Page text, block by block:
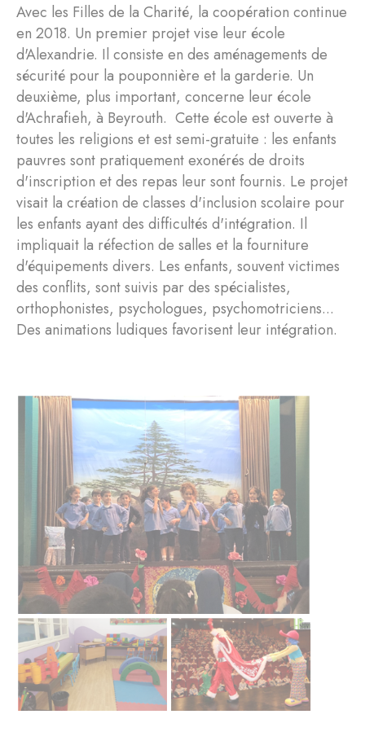
Avec les Filles de la Charité, la coopération continue
en 2018. Un premier projet vise leur école
d'Alexandrie. Il consiste en des aménagements de
sécurité pour la pouponnière et la garderie. Un
deuxième, plus important, concerne leur école
d'Achrafieh, à Beyrouth. Cette école est ouverte à
toutes les religions et est semi-gratuite : les enfants
pauvres sont pratiquement exonérés de droits
d'inscription et des repas leur sont fournis. Le projet
visait la création de classes d'inclusion scolaire pour
les enfants ayant des difficultés d'intégration. Il
impliquait la réfection de salles et la fourniture
d'équipements divers. Les enfants, souvent victimes
des conflits, sont suivis par des spécialistes,
orthophonistes, psychologues, psychomotriciens...
Des animations ludiques favorisent leur intégration.